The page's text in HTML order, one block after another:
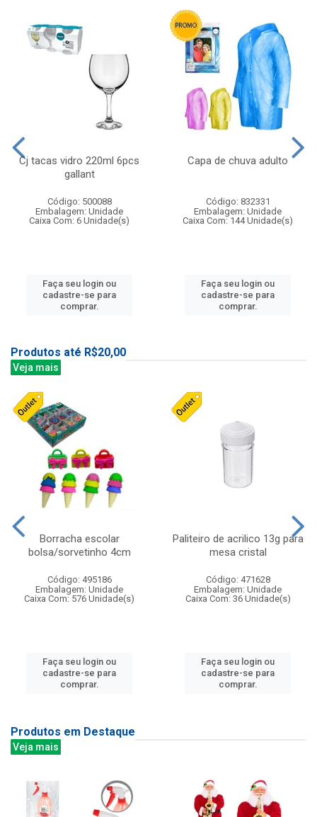
Cj tacas vidro 220ml 6pcs
gallant
Código: 500088
Embalagem: Unidade
Caixa Com: 6 Unidade(s)
Faça seu login ou
cadastre-se para
comprar.
Capa de chuva adulto
Código: 832331
Embalagem: Unidade
Caixa Com: 144 Unidade(s)
Faça seu login ou
cadastre-se para
comprar.
Produtos até R$20,00
Veja mais
Borracha escolar
bolsa/sorvetinho 4cm
Código: 495186
Embalagem: Unidade
Caixa Com: 576 Unidade(s)
Faça seu login ou
cadastre-se para
comprar.
Paliteiro de acrilico 13g para
mesa cristal
Código: 471628
Embalagem: Unidade
Caixa Com: 36 Unidade(s)
Faça seu login ou
cadastre-se para
comprar.
Produtos em Destaque
Veja mais